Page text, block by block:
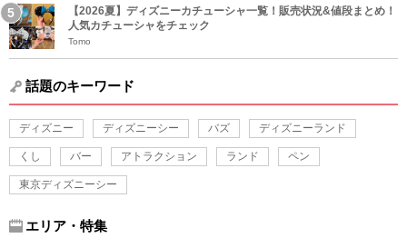
【2026夏】ディズニーカチューシャ一覧！販売状況&値段まとめ！
人気カチューシャをチェック
Tomo
話題のキーワード
ディズニー ディズニーシー バズ ディズニーランド
くし バー アトラクション ランド ペン
東京ディズニーシー
エリア・特集